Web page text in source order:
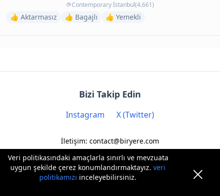
Veri politikasındaki amaçlarla sınırlı ve mevzuata
uygun şekilde çerez konumlandırmaktayız.veri
politikamızı inceleyebilirsiniz.
Contemporary İstanbul(4.661)
👍 Aktarmasız 👍 Bagajlı 👍 Yemekli
Bizi Takip Edin
Instagram X (Twitter)
İletişim: contact@biryere.com